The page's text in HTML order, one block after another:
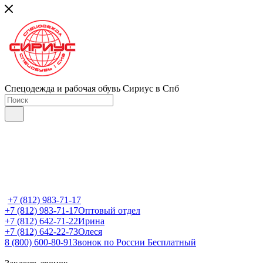
Спецодежда и рабочая обувь Сириус в Спб
+7 (812) 983-71-17
+7 (812) 983-71-17Оптовый отдел
+7 (812) 642-71-22Ирина
+7 (812) 642-22-73Олеся
8 (800) 600-80-91Звонок по России Бесплатный